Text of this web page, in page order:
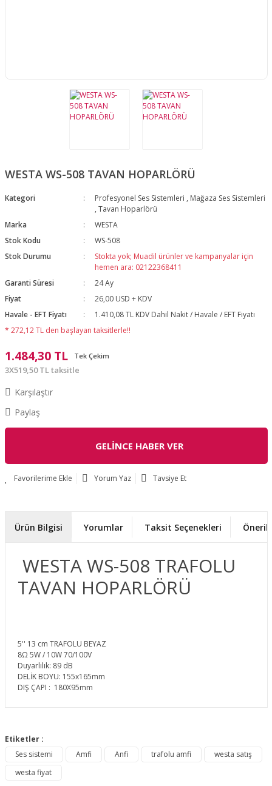
WESTA WS-508 TAVAN HOPARLÖRÜ
Kategori Profesyonel Ses Sistemleri , Mağaza Ses Sistemleri
,Tavan Hoparlörü
Marka
WESTA
Stok Kodu
WS-508
Stok Durumu
Stokta yok; Muadil ürünler ve kampanyalar için
hemen ara: 02122368411
Garanti Süresi
24 Ay
Fiyat
26,00 USD + KDV
Havale - EFT Fiyatı
1.410,08 TL KDV Dahil Nakit / Havale / EFT Fiyatı
* 272,12 TL den başlayan taksitlerle!!
1.484,30 TL Tek Çekim
3X519,50 TL taksitle
Karşılaştır
Paylaş
GELİNCE HABER VER
Yorum Yaz Tavsiye Et
Ürün Bilgisi Yorumlar Taksit Seçenekleri
WESTA WS-508 TRAFOLU
TAVAN HOPARLÖRÜ
5'' 13 cm TRAFOLU BEYAZ
8Ω 5W / 10W 70/100V
Duyarlılık: 89 dB
DELİK BOYU: 155x165mm
DIŞ ÇAPI : 180X95mm
konularda yetersiz gördüğünüz noktaları öneri formunu
Görüş ve önerileriniz için teşekkür ederiz.
Etiketler :
Ses sistemi
Amfi Anfi trafolu amfi
westa satış
westa fiyat